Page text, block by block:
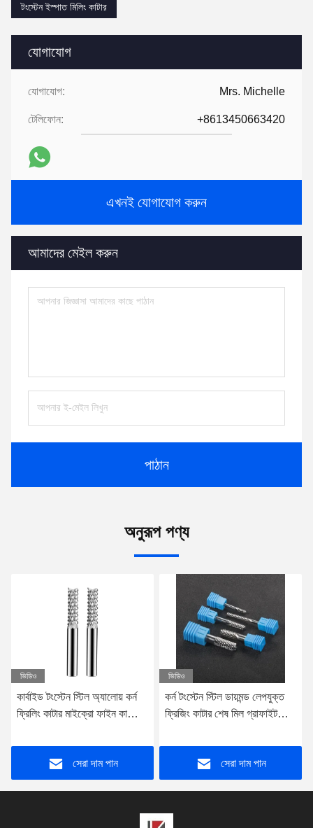
যোগাযোগ
যোগাযোগ: Mrs. Michelle
টেলিফোন: +8613450663420
এখনই যোগাযোগ করুন
আমাদের মেইল করুন
পাঠান
টংস্টেন ইস্পাত মিলিং কাটার
অনুরূপ পণ্য
ভিডিও
কর্ন টংস্টেন স্টিল ডায়মন্ড লেপযুক্ত
ফ্রিজিং কাটার শেষ মিল গ্রাফাইট
সেরা দাম পান
ভিডিও
সেন্টার কাটিং কর্ন মিলিং কাটার টংস্টেন
স্টীল কার্বাইড মিলিং কাটার
সেরা দাম পান